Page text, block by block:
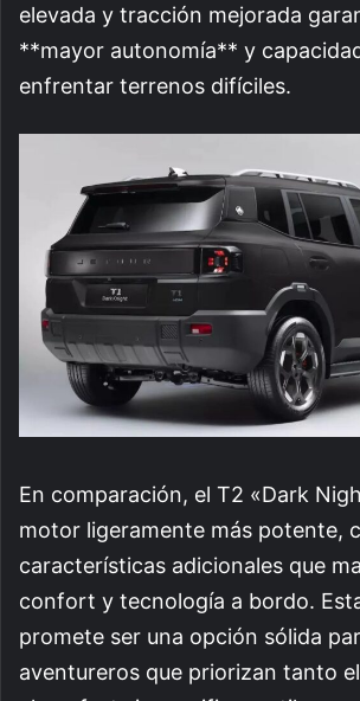
elevada y tracción mejorada
**mayor autonomía** y
enfrentar terrenos difíciles.
En comparación, el T2 «Dark
motor ligeramente más potente,
características adicionales que
confort y tecnología a bordo.
promete ser una opción sólida
aventureros que priorizan tanto